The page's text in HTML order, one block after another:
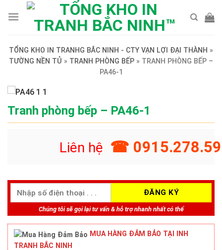
TỔNG KHO IN TRANHG BẮC NINH - CTY VẠN LỢI ĐẠI THÀNH »
TƯỜNG NỀN TỦ » TRANH PHÒNG BẾP » TRANH PHÒNG BẾP –
PA46-1
Tranh phòng bếp – PA46-1
Liên hệ ☎
Chúng tôi sẽ gọi lại tư vấn & hỗ trợ nhanh nhất có thể
MUA HÀNG ĐẢM BẢO TẠI INH
TRANH BẮC NINH